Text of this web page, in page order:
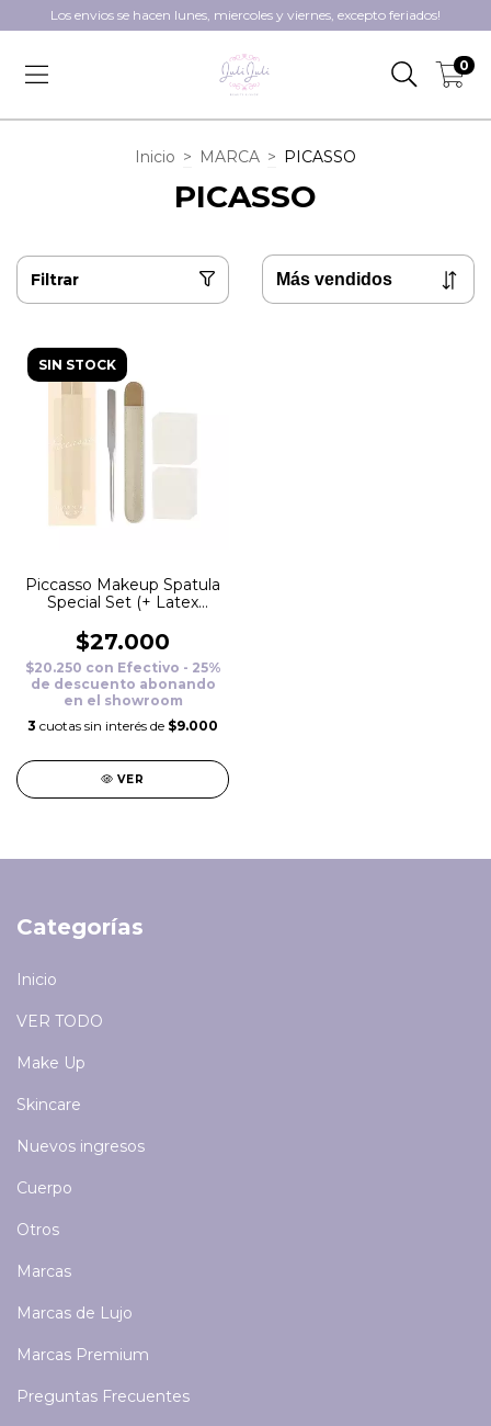
Los envios se hacen lunes, miercoles y viernes, excepto feriados!
0
Inicio > MARCA > PICASSO
PICASSO
Filtrar
SIN STOCK
Piccasso Makeup Spatula
Special Set (+ Latex
$27.000
$20.250 con Efectivo - 25%
de descuento abonando
en el showroom
3 cuotas sin interés de $9.000
VER
Categorías
Inicio
VER TODO
Make Up
Skincare
Nuevos ingresos
Cuerpo
Otros
Marcas
Marcas de Lujo
Marcas Premium
Preguntas Frecuentes